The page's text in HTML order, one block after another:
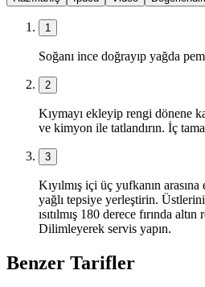
1
Soğanı ince doğrayıp yağda
2
Kıymayı ekleyip rengi dönene
ve kimyon ile tatlandırın. İç
3
Kıyılmış içi üç yufkanın
yağlı tepsiye yerleştirin.
ısıtılmış 180 derece fırında
Dilimleyerek servis yapın.
Benzer Tarifler